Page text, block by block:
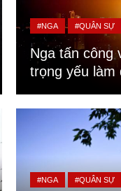
#NGA #QUÂN SỰ
Nga tấn công
trọng yếu làm
#NGA #QUÂN SỰ